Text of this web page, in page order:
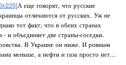
А еще говорят, что русские
отличаются от русских. Уж не
тот факт, что в обеих странах
- и объединяет две страны-соседки.
В Украине он ниже. И ровным
меньше, а нефти и газа просто нет...